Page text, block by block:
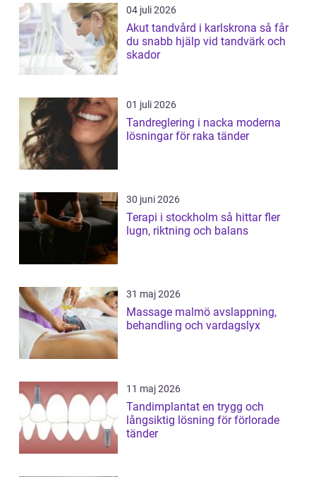
04 juli 2026
Akut tandvård i karlskrona så får
du snabb hjälp vid tandvärk och
skador
01 juli 2026
Tandreglering i nacka moderna
lösningar för raka tänder
30 juni 2026
Terapi i stockholm så hittar fler
lugn, riktning och balans
31 maj 2026
Massage malmö avslappning,
behandling och vardagslyx
11 maj 2026
Tandimplantat en trygg och
långsiktig lösning för förlorade
tänder